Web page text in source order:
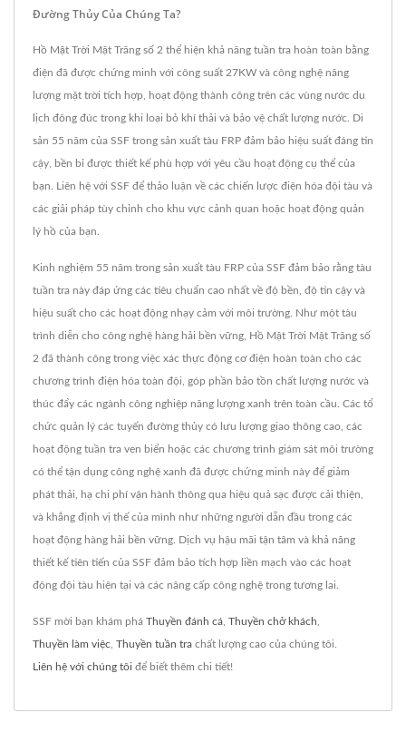
Đường Thủy Của Chúng Ta?
Hồ Mặt Trời Mặt Trăng số 2 thể hiện khả năng tuần tra hoàn toàn bằng
điện đã được chứng minh với công suất 27KW và công nghệ năng
lượng mặt trời tích hợp, hoạt động thành công trên các vùng nước du
lịch đông đúc trong khi loại bỏ khí thải và bảo vệ chất lượng nước. Di
sản 55 năm của SSF trong sản xuất tàu FRP đảm bảo hiệu suất đáng tin
cậy, bền bỉ được thiết kế phù hợp với yêu cầu hoạt động cụ thể của
bạn. Liên hệ với SSF để thảo luận về các chiến lược điện hóa đội tàu và
các giải pháp tùy chỉnh cho khu vực cảnh quan hoặc hoạt động quản
lý hồ của bạn.
Kinh nghiệm 55 năm trong sản xuất tàu FRP của SSF đảm bảo rằng tàu
tuần tra này đáp ứng các tiêu chuẩn cao nhất về độ bền, độ tin cậy và
hiệu suất cho các hoạt động nhạy cảm với môi trường. Như một tàu
trình diễn cho công nghệ hàng hải bền vững, Hồ Mặt Trời Mặt Trăng số
2 đã thành công trong việc xác thực động cơ điện hoàn toàn cho các
chương trình điện hóa toàn đội, góp phần bảo tồn chất lượng nước và
thúc đẩy các ngành công nghiệp năng lượng xanh trên toàn cầu. Các tổ
chức quản lý các tuyến đường thủy có lưu lượng giao thông cao, các
hoạt động tuần tra ven biển hoặc các chương trình giám sát môi trường
có thể tận dụng công nghệ xanh đã được chứng minh này để giảm
phát thải, hạ chi phí vận hành thông qua hiệu quả sạc được cải thiện,
và khẳng định vị thế của mình như những người dẫn đầu trong các
hoạt động hàng hải bền vững. Dịch vụ hậu mãi tận tâm và khả năng
thiết kế tiên tiến của SSF đảm bảo tích hợp liền mạch vào các hoạt
động đội tàu hiện tại và các nâng cấp công nghệ trong tương lai.
SSF mời bạn khám phá Thuyền đánh cá Thuyền chở khách
Thuyền làm việc Thuyền tuần tra chất lượng cao của chúng tôi.
Liên hệ với chúng tôi để biết thêm chi tiết!